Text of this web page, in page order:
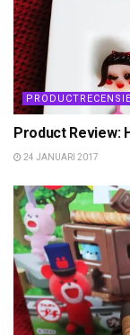
Product Review:
24 JANUARI 2017